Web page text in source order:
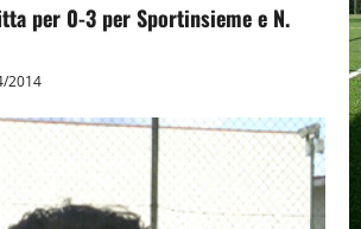
per 0-3 per Sportinsieme e N.
2014